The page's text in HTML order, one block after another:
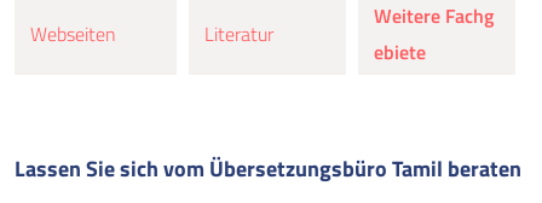
Webseiten Literatur
Weitere Fachg
ebiete
Lassen Sie sich vom Übersetzungsbüro Tamil beraten